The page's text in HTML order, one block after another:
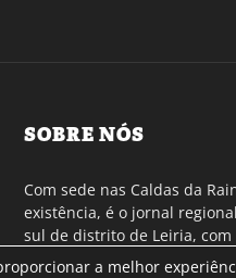
SOBRE NÓS
Com sede nas Caldas da
existência, é o jornal
sul de distrito de Leiria,
a região Oeste. Jornal com
a melhor